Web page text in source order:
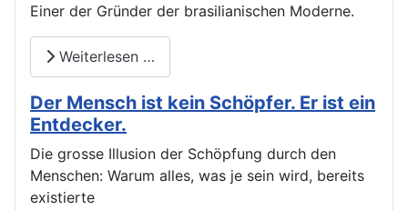
Einer der Gründer der brasilianischen Moderne.
Weiterlesen …
Der Mensch ist kein Schöpfer. Er ist ein
Entdecker.
Die grosse Illusion der Schöpfung durch den
Menschen: Warum alles, was je sein wird, bereits
existierte